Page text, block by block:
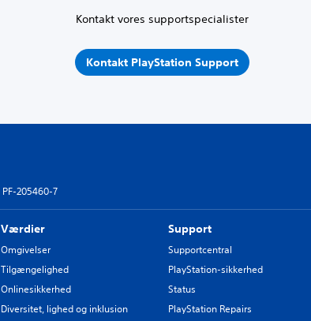
Kontakt vores supportspecialister
Kontakt PlayStation Support
PF-205460-7
Værdier
Omgivelser
Tilgængelighed
Onlinesikkerhed
Diversitet, lighed og inklusion
Support
Supportcentral
PlayStation-sikkerhed
Status
PlayStation Repairs